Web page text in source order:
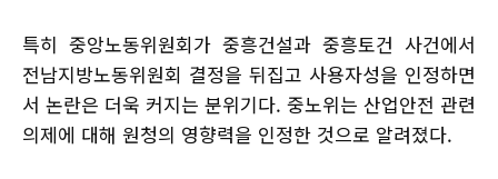
특히 중앙노동위원회가 중흥건설과 중흥토건 사건에서
전남지방노동위원회 결정을 뒤집고 사용자성을 인정하면
서 논란은 더욱 커지는 분위기다. 중노위는 산업안전 관련
의제에 대해 원청의 영향력을 인정한 것으로 알려졌다.